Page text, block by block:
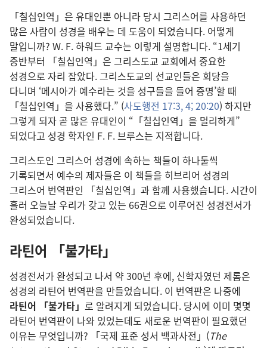
「칠십인역」은 유대인뿐 아니라 당시 그리스어를 사용하던
많은 사람이 성경을 배우는 데 도움이 되었습니다. 어떻게
말입니까? W. F. 하워드 교수는 이렇게 설명합니다. “1세기
중반부터 「칠십인역」은 그리스도교 교회에서 중요한
성경으로 자리 잡았다. 그리스도교의 선교인들은 회당을
다니며 ‘메시아가 예수라는 것을 성구들을 들어 증명’할 때
「칠십인역」을 사용했다.” (사도행전 17:3, 4;20:20) 하지만
그렇게 되자 곧 많은 유대인이 “「칠십인역」을 멀리하게”
되었다고 성경 학자인 F. F. 브루스는 지적합니다.
그리스도인 그리스어 성경에 속하는 책들이 하나둘씩
기록되면서 예수의 제자들은 이 책들을 히브리어 성경의
그리스어 번역판인 「칠십인역」과 함께 사용했습니다. 시간이
흘러 오늘날 우리가 갖고 있는 66권으로 이루어진 성경전서가
완성되었습니다.
라틴어 「불가타」
성경전서가 완성되고 나서 약 300년 후에, 신학자였던 제롬은
성경의 라틴어 번역판을 만들었습니다. 이 번역판은 나중에
라틴어 「불가타」 로 알려지게 되었습니다. 당시에 이미 몇몇
라틴어 번역판이 나와 있었는데도 새로운 번역판이 필요했던
이유는 무엇입니까? 「국제 표준 성서 백과사전」(The